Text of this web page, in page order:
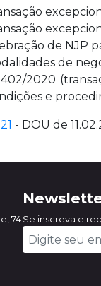
de NJP
de
2020
e
- DOU de
74 Se inscreva e